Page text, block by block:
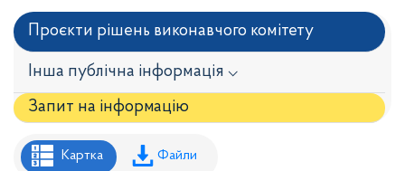
Проєкти рішень виконавчого комітету
Інша публічна інформація ⌵
Запит на iнформацію
Рішення районної ради
Картка Файли